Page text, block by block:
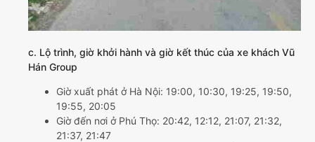
c. Lộ trình, giờ khởi hành và giờ kết thúc của xe khách Vũ
Hán Group
Giờ xuất phát ở Hà Nội: 19:00, 10:30, 19:25, 19:50,
19:55, 20:05
Giờ đến nơi ở Phú Thọ: 20:42, 12:12, 21:07, 21:32,
21:37, 21:47